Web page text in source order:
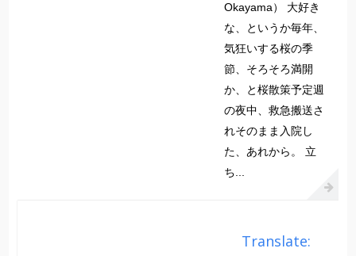
Okayama） 大好き
な、というか毎年、
気狂いする桜の季
節、そろそろ満開
か、と桜散策予定週
の夜中、救急搬送さ
れそのまま入院し
た、あれから。 立
ち...
Translate: